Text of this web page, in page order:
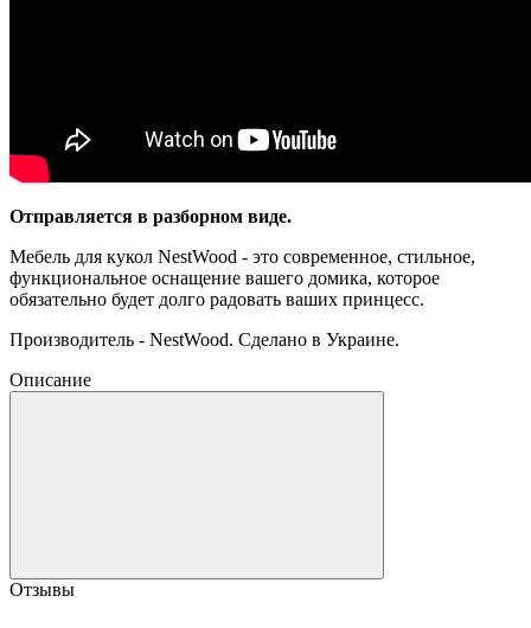
Отправляется в разборном виде.
Мебель для кукол NestWood - это современное, стильное,
функциональное оснащение вашего домика, которое
обязательно будет долго радовать ваших принцесс.
Производитель - NestWood. Сделано в Украине.
Описание
Отзывы